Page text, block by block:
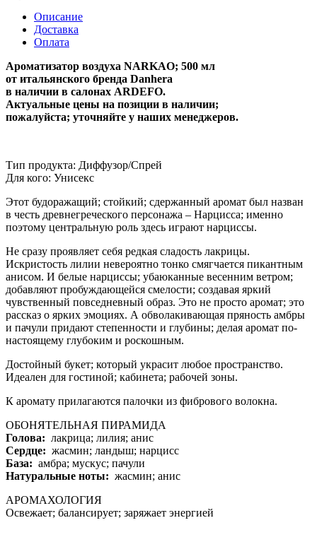
Описание
Доставка
Оплата
Ароматизатор воздуха NARKAO; 500 мл
от итальянского бренда Danhera
в наличии в салонах ARDEFO.
Актуальные цены на позиции в наличии;
пожалуйста; уточняйте у наших менеджеров.
Тип продукта: Диффузор/Спрей
Для кого: Унисекс
Этот будоражащий; стойкий; сдержанный аромат был назван
в честь древнегреческого персонажа – Нарцисса; именно
поэтому центральную роль здесь играют нарциссы.
Не сразу проявляет себя редкая сладость лакрицы.
Искристость лилии невероятно тонко смягчается пикантным
анисом. И белые нарциссы; убаюканные весенним ветром;
добавляют пробуждающейся смелости; создавая яркий
чувственный повседневный образ. Это не просто аромат; это
рассказ о ярких эмоциях. А обволакивающая пряность амбры
и пачули придают степенности и глубины; делая аромат по-
настоящему глубоким и роскошным.
Достойный букет; который украсит любое пространство.
Идеален для гостиной; кабинета; рабочей зоны.
К аромату прилагаются палочки из фибрового волокна.
ОБОНЯТЕЛЬНАЯ ПИРАМИДА
Голова: лакрица; лилия; анис
Сердце: жасмин; ландыш; нарцисс
База: амбра; мускус; пачули
Натуральные ноты: жасмин; анис
АРОМАХОЛОГИЯ
Освежает; балансирует; заряжает энергией